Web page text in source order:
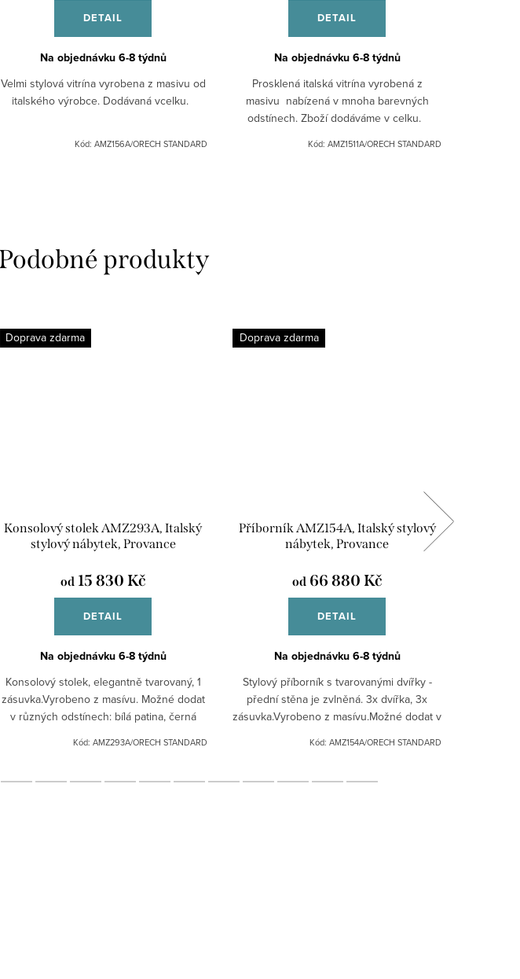
DETAIL
Na objednávku 6-8 týdnů
Velmi stylová vitrína vyrobena z masivu od
italského výrobce. Dodávaná vcelku.
Kód: AMZ156A/ORECH STANDARD
DETAIL
Na objednávku 6-8 týdnů
Prosklená italská vitrína vyrobená z
masivu nabízená v mnoha barevných
odstínech. Zboží dodáváme v celku.
Kód: AMZ1511A/ORECH STANDARD
Doprava zdarma
Konsolový stolek AMZ293A, Italský
stylový nábytek, Provance
od 15 830 Kč
DETAIL
Na objednávku 6-8 týdnů
Konsolový stolek, elegantně tvarovaný, 1
zásuvka.Vyrobeno z masívu. Možné dodat
v různých odstínech: bílá patina, černá
nás neváhejte...
Kód: AMZ293A/ORECH STANDARD
Doprava zdarma
Příborník AMZ154A, Italský stylový
nábytek, Provance
od 66 880 Kč
DETAIL
Na objednávku 6-8 týdnů
Stylový příborník s tvarovanými dvířky -
přední stěna je zvlněná. 3x dvířka, 3x
zásuvka.Vyrobeno z masívu.Možné dodat v
patina, ořech.Pro...
Kód: AMZ154A/ORECH STANDARD